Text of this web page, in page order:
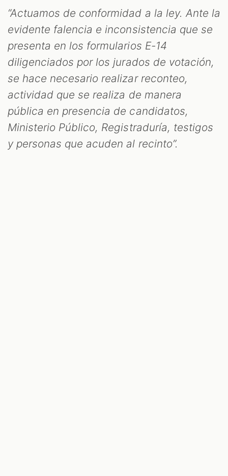
“Actuamos de conformidad a la ley. Ante la
evidente falencia e inconsistencia que se
presenta en los formularios E-14
diligenciados por los jurados de votación,
se hace necesario realizar reconteo,
actividad que se realiza de manera
pública en presencia de candidatos,
Ministerio Público, Registraduría, testigos
y personas que acuden al recinto”.